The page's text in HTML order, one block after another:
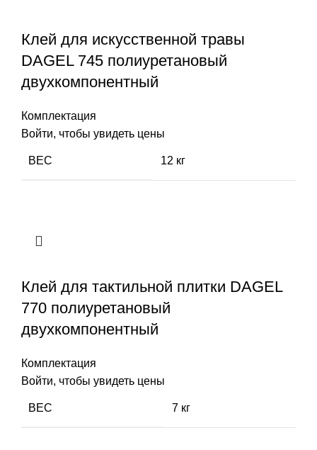
Клей для искусственной травы
DAGEL 745 полиуретановый
двухкомпонентный
Комплектация
Войти, чтобы увидеть цены
ВЕС 12 кг
Клей для тактильной плитки DAGEL
770 полиуретановый
двухкомпонентный
Комплектация
Войти, чтобы увидеть цены
ВЕС 7 кг